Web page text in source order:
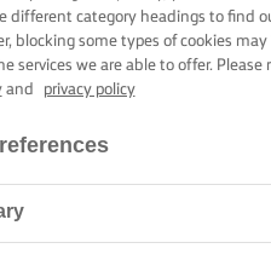
Kezdőlap
different category headings to find
blocking some types of cookies
services we are able to offer. Please
and privacy policy